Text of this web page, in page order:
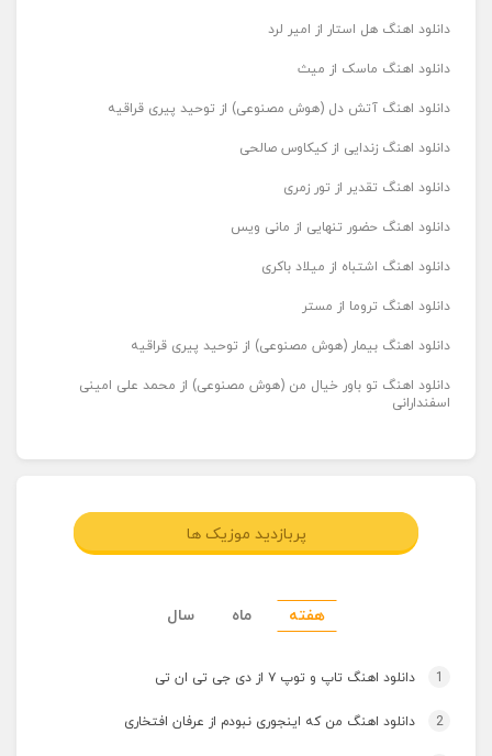
دانلود اهنگ هل استار از امیر لرد
دانلود اهنگ ماسک از میث
دانلود اهنگ آتش دل (هوش مصنوعی) از توحید پیری قراقیه
دانلود اهنگ زندایی از کیکاوس صالحی
دانلود اهنگ تقدیر از تور زمری
دانلود اهنگ حضور تنهایی از مانی ویس
دانلود اهنگ اشتباه از میلاد باکری
دانلود اهنگ تروما از مستر
دانلود اهنگ بیمار (هوش مصنوعی) از توحید پیری قراقیه
دانلود اهنگ تو باور خیال من (هوش مصنوعی) از محمد علی امینی
اسفندارانی
پربازدید موزیک ها
هفته ماه سال
1 دانلود اهنگ تاپ و توپ ۷ از دی جی تی ان تی
2 دانلود اهنگ من که اینجوری نبودم از عرفان افتخاری